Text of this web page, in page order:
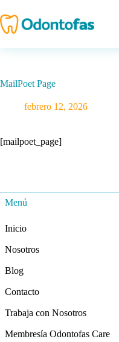
al
contenido
MailPoet Page
febrero 12, 2026
[mailpoet_page]
Menú
Inicio
Nosotros
Blog
Contacto
Trabaja con Nosotros
Membresía Odontofas Care